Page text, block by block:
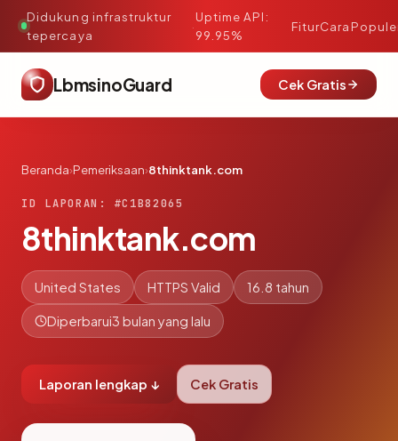
Didukung infrastruktur
tepercaya
·
Uptime API:
99.95%
FiturCara
LbmsinoGuard Cek Gratis
Beranda›Pemeriksaan›8thinktank.com
ID LAPORAN: #C1B82065
8thinktank.com
United States HTTPS Valid 16.8 tahun
Diperbarui3 bulan yang lalu
Laporan lengkap ↓ Cek Gratis